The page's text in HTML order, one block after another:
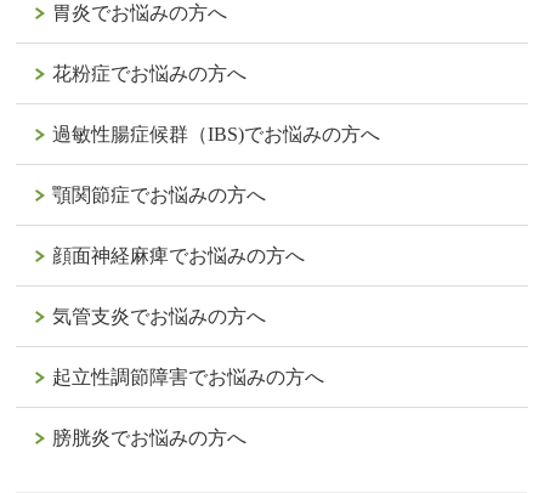
胃炎でお悩みの方へ
花粉症でお悩みの方へ
過敏性腸症候群（IBS)でお悩みの方へ
顎関節症でお悩みの方へ
顔面神経麻痺でお悩みの方へ
気管支炎でお悩みの方へ
起立性調節障害でお悩みの方へ
膀胱炎でお悩みの方へ